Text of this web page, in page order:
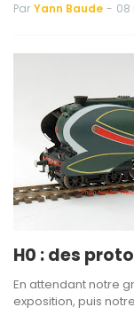
Par Yann Baude - 08
H0 : des
En attendant notre
exposition, puis